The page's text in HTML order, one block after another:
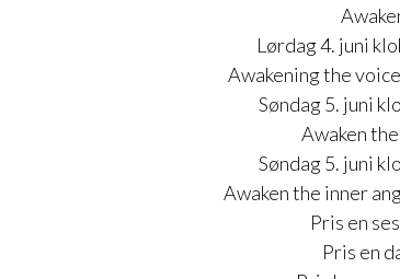
Lørdag 4. juni
Awakening the
Søndag 5. juni
Awaken
Søndag 5. juni
Awaken the inner
Pris en
Pris en